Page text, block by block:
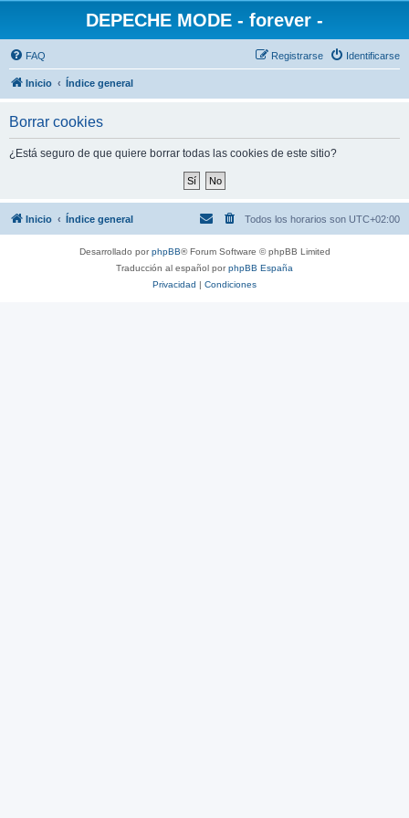
DEPECHE MODE - forever -
FAQ Identificarse
Registrarse
Inicio Índice general
Borrar cookies
¿Está seguro de que quiere borrar todas las cookies de este sitio?
Inicio Índice general Todos los horarios son UTC+02:00
Desarrollado porphpBB® Forum Software © phpBB Limited
Traducción al español porphpBB España
Privacidad | Condiciones